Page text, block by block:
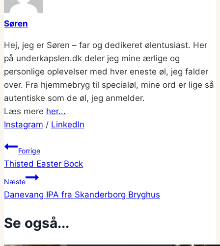
Søren
Hej, jeg er Søren – far og dedikeret ølentusiast. Her
på underkapslen.dk deler jeg mine ærlige og
personlige oplevelser med hver eneste øl, jeg falder
over. Fra hjemmebryg til specialøl, mine ord er lige så
autentiske som de øl, jeg anmelder.
Læs mere her...
Instagram / LinkedIn
Indlægsnavigation
Forrige
Thisted Easter Bock
Næste
Danevang IPA fra Skanderborg Bryghus
Se også...